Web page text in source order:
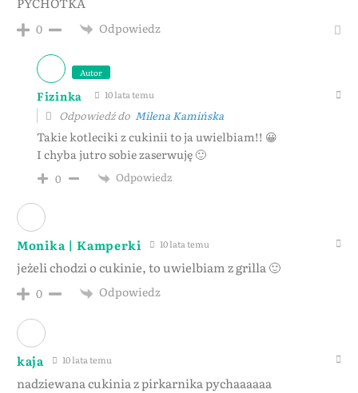
0 Odpowiedz
Autor
Fizinka 10 lata temu
Odpowiedź do Milena Kamińska
Takie kotleciki z cukinii to ja uwielbiam!! 😀
I chyba jutro sobie zaserwuję 🙂
0 Odpowiedz
Monika | Kamperki 10 lata temu
jeżeli chodzi o cukinie, to uwielbiam z grilla 🙂
0 Odpowiedz
kaja 10 lata temu
nadziewana cukinia z pirkarnika pychaaaaaa